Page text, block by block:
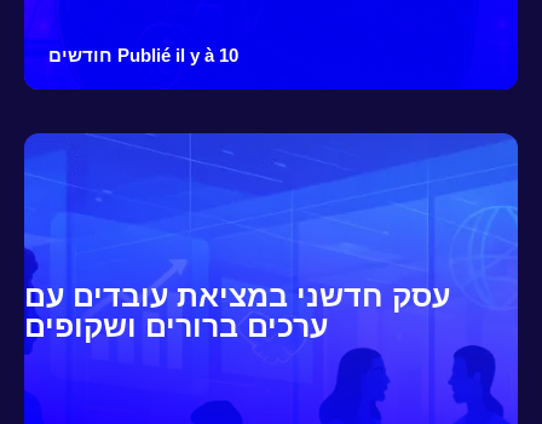
Publié il y à 10 חודשים
עסק חדשני במציאת עובדים עם
ערכים ברורים ושקופים